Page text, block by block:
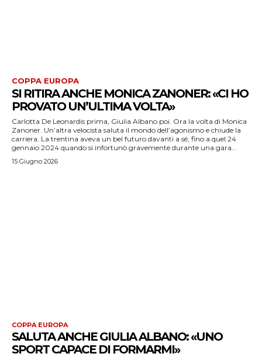
COPPA EUROPA
SI RITIRA ANCHE MONICA ZANONER: «CI HO
PROVATO UN’ULTIMA VOLTA»
Carlotta De Leonardis prima, Giulia Albano poi. Ora la volta di Monica
Zanoner. Un’altra velocista saluta il mondo dell’agonismo e chiude la
carriera. La trentina aveva un bel futuro davanti a sé, fino a quel 24
gennaio 2024 quando si infortunò gravemente durante una gara...
15 Giugno 2026
COPPA EUROPA
SALUTA ANCHE GIULIA ALBANO: «UNO
SPORT CAPACE DI FORMARMI»